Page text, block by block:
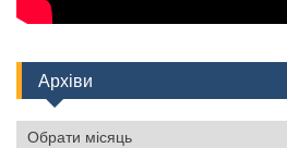
Архіви
Архіви